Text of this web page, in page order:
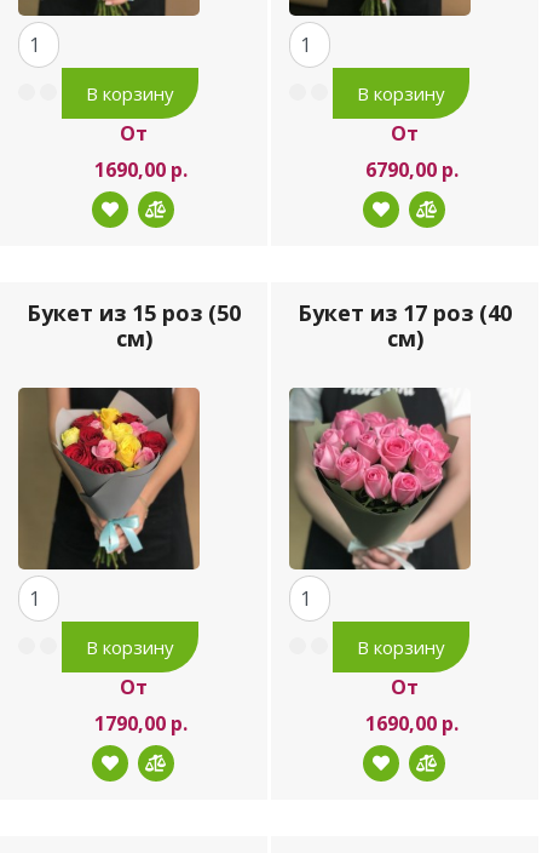
От
1690,00 р.
От
6790,00 р.
Букет из 15 роз (50
см)
От
1790,00 р.
Букет из 17 роз (40
см)
От
1690,00 р.